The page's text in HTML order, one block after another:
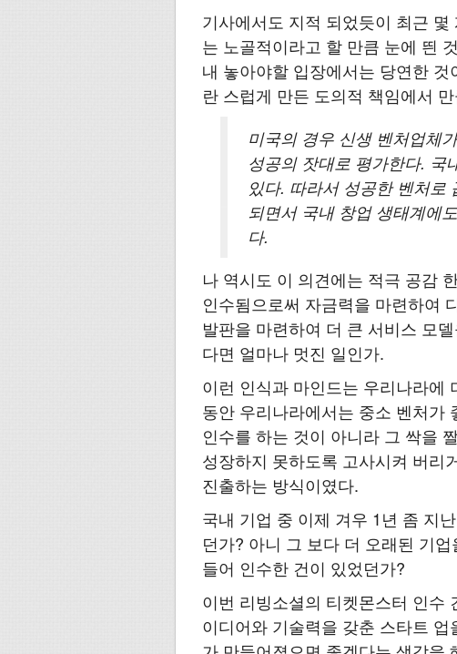
기사에서도 지적 되었듯이 최근
는 노골적이라고 할 만큼 눈에 띈
내 놓아야할 입장에서는 당연한
란 스럽게 만든 도의적 책임에서
미국의 경우 신생 벤처업체
성공의 잣대로 평가한다. 국
있다. 따라서 성공한 벤처로
되면서 국내 창업 생태계에
다.
나 역시도 이 의견에는 적극 공감
인수됨으로써 자금력을 마련하여
발판을 마련하여 더 큰 서비스 모
다면 얼마나 멋진 일인가.
이런 인식과 마인드는 우리나라에
동안 우리나라에서는 중소 벤처가
인수를 하는 것이 아니라 그 싹을
성장하지 못하도록 고사시켜 버리
진출하는 방식이였다.
국내 기업 중 이제 겨우 1년 좀 지
던가? 아니 그 보다 더 오래된 기
들어 인수한 건이 있었던가?
이번 리빙소셜의 티켓몬스터 인수
이디어와 기술력을 갖춘 스타트